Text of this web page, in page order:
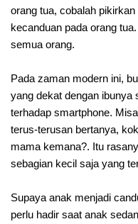
orang tua, cobalah
kecanduan pada orang
semua orang.
Pada zaman modern ini,
yang dekat dengan ibunya
terhadap smartphone.
terus-terusan bertanya,
mama kemana?. Itu
sebagian kecil saja yang
Supaya anak menjadi
perlu hadir saat anak